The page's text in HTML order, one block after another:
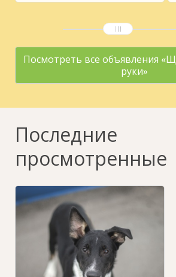
Посмотреть все объявления
руки»
Последние
просмотренные